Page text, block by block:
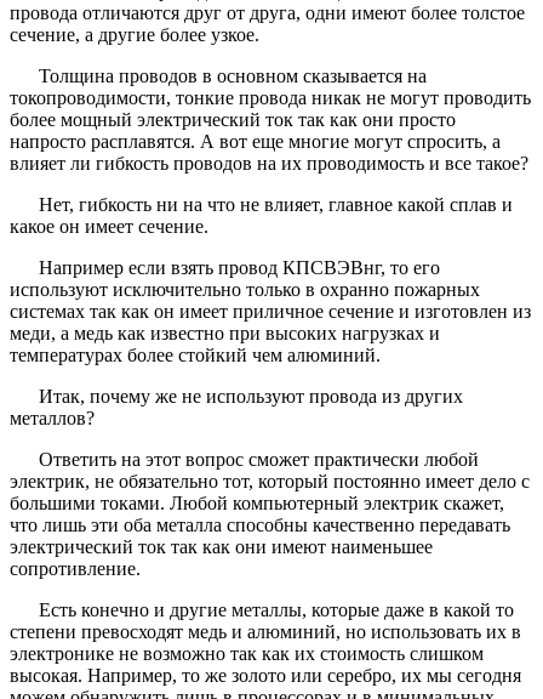
провода отличаются друг от друга, одни имеют более толстое
сечение, а другие более узкое.
Толщина проводов в основном сказывается на
токопроводимости, тонкие провода никак не могут проводить
более мощный электрический ток так как они просто
напросто расплавятся. А вот еще многие могут спросить, а
влияет ли гибкость проводов на их проводимость и все такое?
Нет, гибкость ни на что не влияет, главное какой сплав и
какое он имеет сечение.
Например если взять провод КПСВЭВнг, то его
используют исключительно только в охранно пожарных
системах так как он имеет приличное сечение и изготовлен из
меди, а медь как известно при высоких нагрузках и
температурах более стойкий чем алюминий.
Итак, почему же не используют провода из других
металлов?
Ответить на этот вопрос сможет практически любой
электрик, не обязательно тот, который постоянно имеет дело с
большими токами. Любой компьютерный электрик скажет,
что лишь эти оба металла способны качественно передавать
электрический ток так как они имеют наименьшее
сопротивление.
Есть конечно и другие металлы, которые даже в какой то
степени превосходят медь и алюминий, но использовать их в
электронике не возможно так как их стоимость слишком
высокая. Например, то же золото или серебро, их мы сегодня